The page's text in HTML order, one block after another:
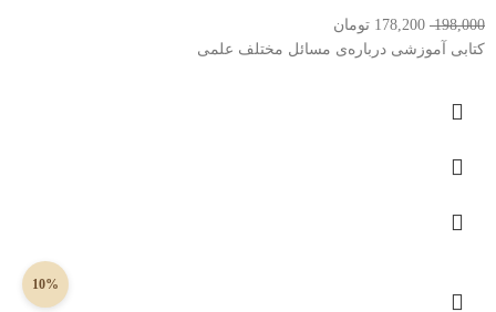
198,000
178,200 تومان
کتابی آموزشی درباره‌ی مسائل مختلف علمی
10%